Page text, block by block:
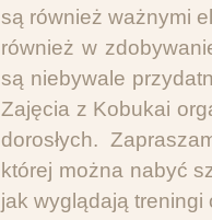
są również ważnymi
również w
są niebywale
Zajęcia z Kobukai
dorosłych.
której można nabyć
jak wyglądają